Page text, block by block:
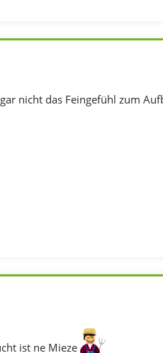
nicht das Feingefühl zum
ist ne Mieze